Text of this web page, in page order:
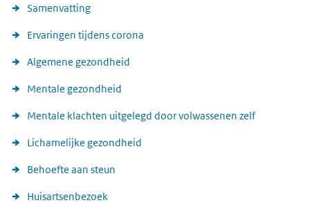
Samenvatting
Ervaringen tijdens corona
Algemene gezondheid
Mentale gezondheid
Mentale klachten uitgelegd door volwassenen zelf
Lichamelijke gezondheid
Behoefte aan steun
Huisartsenbezoek